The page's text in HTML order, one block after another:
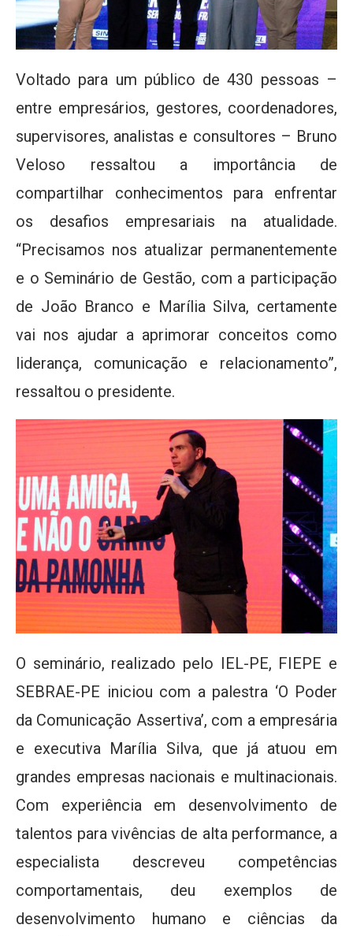
Voltado para um público de 430 pessoas –
entre empresários, gestores, coordenadores,
supervisores, analistas e consultores – Bruno
Veloso ressaltou a importância de
compartilhar conhecimentos para enfrentar
os desafios empresariais na atualidade.
“Precisamos nos atualizar permanentemente
e o Seminário de Gestão, com a participação
de João Branco e Marília Silva, certamente
vai nos ajudar a aprimorar conceitos como
liderança, comunicação e relacionamento”,
ressaltou o presidente.
O seminário, realizado pelo IEL-PE, FIEPE e
SEBRAE-PE iniciou com a palestra ‘O Poder
da Comunicação Assertiva’, com a empresária
e executiva Marília Silva, que já atuou em
grandes empresas nacionais e multinacionais.
Com experiência em desenvolvimento de
talentos para vivências de alta performance, a
especialista descreveu competências
comportamentais, deu exemplos de
desenvolvimento humano e ciências da